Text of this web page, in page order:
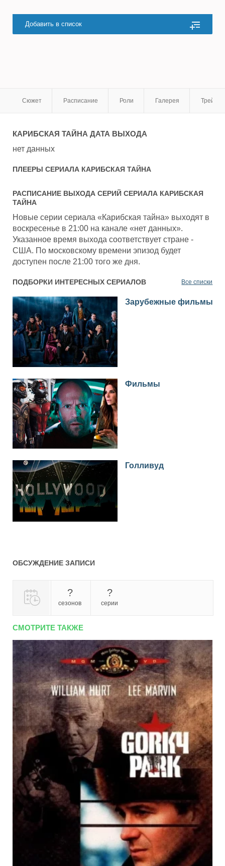
Добавить в список
Сюжет Расписание Роли Галерея
КАРИБСКАЯ ТАЙНА ДАТА ВЫХОДА
нет данных
ПЛЕЕРЫ СЕРИАЛА КАРИБСКАЯ ТАЙНА
РАСПИСАНИЕ ВЫХОДА СЕРИЙ СЕРИАЛА КАРИБСКАЯ
ТАЙНА
Новые серии сериала «Карибская тайна» выходят в
воскресенье в 21:00 на канале «нет данных».
Указанное время выхода соответствует стране -
США. По московскому времени эпизод будет
доступен после 21:00 того же дня.
ПОДБОРКИ ИНТЕРЕСНЫХ СЕРИАЛОВ Все списки
Зарубежные фильмы
Фильмы
Голливуд
ОБСУЖДЕНИЕ ЗАПИСИ
?
сезонов
?
серии
СМОТРИТЕ ТАКЖЕ